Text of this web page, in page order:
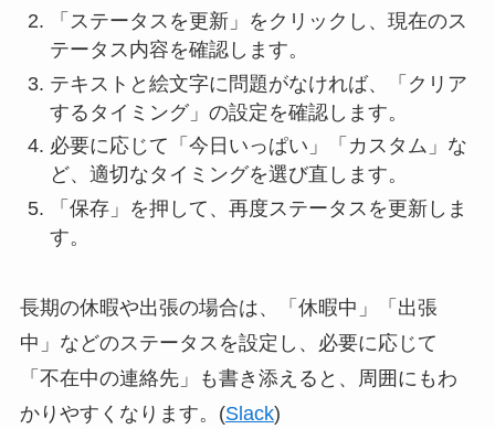
「ステータスを更新」をクリックし、現在のス
テータス内容を確認します。
テキストと絵文字に問題がなければ、「クリア
するタイミング」の設定を確認します。
必要に応じて「今日いっぱい」「カスタム」な
ど、適切なタイミングを選び直します。
「保存」を押して、再度ステータスを更新しま
す。
長期の休暇や出張の場合は、「休暇中」「出張
中」などのステータスを設定し、必要に応じて
「不在中の連絡先」も書き添えると、周囲にもわ
かりやすくなります。(Slack)